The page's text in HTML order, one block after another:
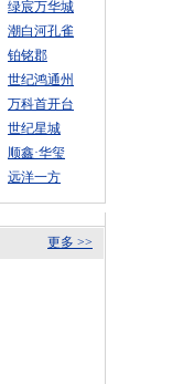
绿宸万华城
潮白河孔雀
铂铭郡
世纪鸿通州
万科首开台
世纪星城
顺鑫·华玺
远洋一方
更多 >>